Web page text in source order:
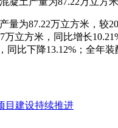
量为87.22万立方米，
立方米，同比增长
比下降13.12%；全年
目建设持续推进